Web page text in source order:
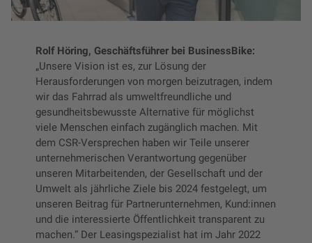
Rolf Höring, Geschäftsführer bei BusinessBike:
„Unsere Vision ist es, zur Lösung der
Herausforderungen von morgen beizutragen, indem
wir das Fahrrad als umweltfreundliche und
gesundheitsbewusste Alternative für möglichst
viele Menschen einfach zugänglich machen. Mit
dem CSR-Versprechen haben wir Teile unserer
unternehmerischen Verantwortung gegenüber
unseren Mitarbeitenden, der Gesellschaft und der
Umwelt als jährliche Ziele bis 2024 festgelegt, um
unseren Beitrag für Partnerunternehmen, Kund:innen
und die interessierte Öffentlichkeit transparent zu
machen.“ Der Leasingspezialist hat im Jahr 2022